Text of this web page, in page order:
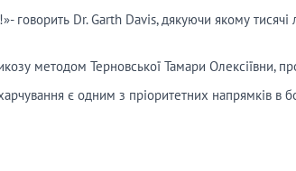
говорить Dr. Garth Davis, дякуючи якому
методом Терновської Тамари Олексіївни,
є одним з пріоритетних напрямків в